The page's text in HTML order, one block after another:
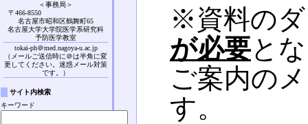
※資料の
が必要と
ご案内の
す。
＜事務局＞
〒466-8550
名古屋市昭和区鶴舞町65
名古屋大学大学院医学系研究科
予防医学教室
tokai-ph＠med.nagoya-u.ac.jp
（メールご送信時に＠は半角に変
更してください。迷惑メール対策
です。）
サイト内検索
キーワード